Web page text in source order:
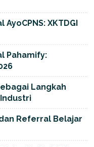
XKTDGI
Pahamify:
Langkah
Referral Belajar